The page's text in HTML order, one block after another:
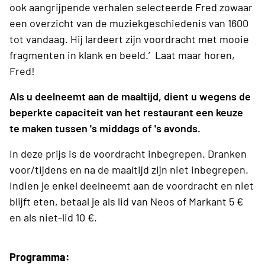
ook aangrijpende verhalen selecteerde Fred zowaar
een overzicht van de muziekgeschiedenis van 1600
tot vandaag. Hij lardeert zijn voordracht met mooie
fragmenten in klank en beeld.’ Laat maar horen,
Fred!
Als u deelneemt aan de maaltijd, dient u wegens de
beperkte capaciteit van het restaurant een keuze
te maken tussen 's middags of 's avonds.
In deze prijs is de voordracht inbegrepen. Dranken
voor/tijdens en na de maaltijd zijn niet inbegrepen.
Indien je enkel deelneemt aan de voordracht en niet
blijft eten, betaal je als lid van Neos of Markant 5 €
en als niet-lid 10 €.
Programma: